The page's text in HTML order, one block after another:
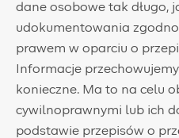
dane osobowe tak długo,
udokumentowania
prawem w oparciu o
Informacje
konieczne. Ma to na celu
cywilnoprawnymi lub ich
podstawie przepisów o